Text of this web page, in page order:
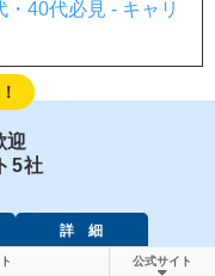
40代必見 - キャリ
迎
5社
詳 細
公式サイト